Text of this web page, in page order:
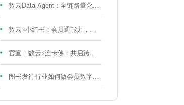
数云Data Agent：全链路量化评测体系，炼就零售数据分析精准力
数云×小红书：会员通能力，重磅发布！
官宣｜数云×连卡佛：共启跨境会员运营新征程，重塑消费联结新体验
图书发行行业如何做会员数字化?河南新华书店给打了个样！